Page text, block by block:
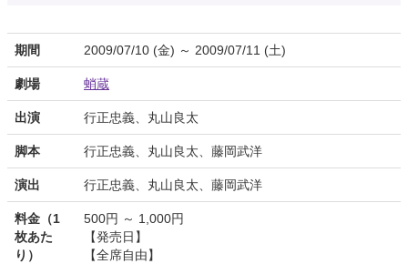
期間 2009/07/10 (金) ～ 2009/07/11 (土)
劇場 蛸蔵
出演 行正忠義、丸山良太
脚本 行正忠義、丸山良太、藤岡武洋
演出 行正忠義、丸山良太、藤岡武洋
料金（1
枚あた
り）
500円 ～ 1,000円
【発売日】
【全席自由】